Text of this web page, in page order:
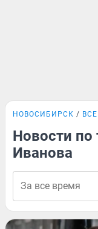
НОВОСИБИРСК
Новости по
Иванова